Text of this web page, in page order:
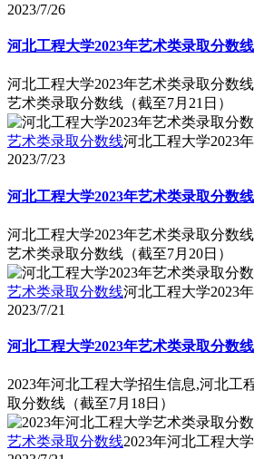
2023/7/26
河北工程大学2023年艺术类录取分数线
河北工程大学2023年艺术类录取分数
艺术类录取分数线（截至7月21日）
艺术类录取分数线河北工程大学2023
2023/7/23
河北工程大学2023年艺术类录取分数线
河北工程大学2023年艺术类录取分数
艺术类录取分数线（截至7月20日）
艺术类录取分数线河北工程大学2023
2023/7/21
河北工程大学2023年艺术类录取分数线
2023年河北工程大学招生信息,河北工
取分数线（截至7月18日）
艺术类录取分数线2023年河北工程大